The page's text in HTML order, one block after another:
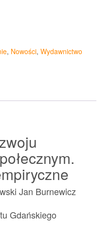
, Nowości, Wydawnictwo
Jan Burnewicz
Gdańskiego